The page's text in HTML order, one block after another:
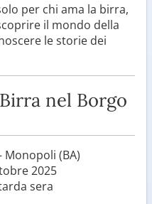
per chi ama la birra,
il mondo della
le storie dei
nel Borgo
Monopoli (BA)
2025
sera